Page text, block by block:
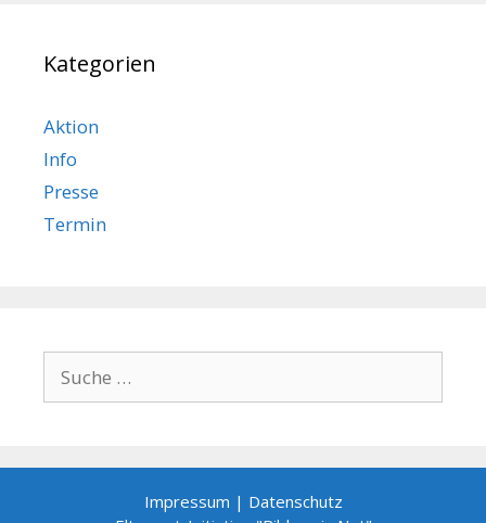
Kategorien
Aktion
Info
Presse
Termin
nach:
Impressum | Datenschutz